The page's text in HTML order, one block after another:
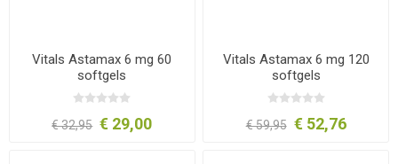
Vitals Astamax 6 mg 60
softgels
€ 32,95 € 29,00
Vitals Astamax 6 mg 120
softgels
€ 59,95 € 52,76